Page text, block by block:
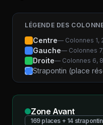
LÉGENDE DES
Centre— Colonnes 1,
Gauche— Colonnes 7,
Droite— Colonnes 6,
Strapontin (place
Zone Avant
169places + 14